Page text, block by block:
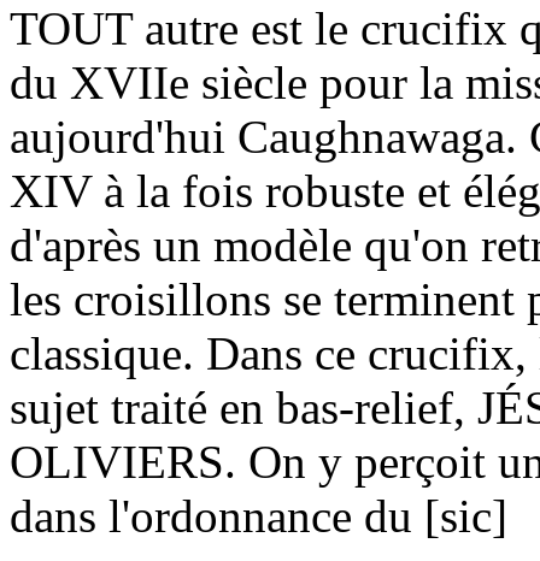
TOUT autre est le crucifix
du XVIIe siècle pour la
aujourd'hui
XIV à la fois robuste et
d'après un modèle qu'on
les croisillons se terminent
classique. Dans ce
sujet traité en bas-relief,
OLIVIERS. On y perçoit
dans l'ordonnance du [sic]